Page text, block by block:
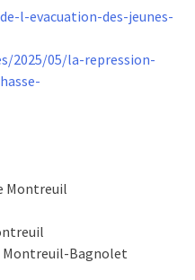
l-evacuation-des-jeunes-
2025/05/la-repression-
Montreuil
Montreuil-Bagnolet